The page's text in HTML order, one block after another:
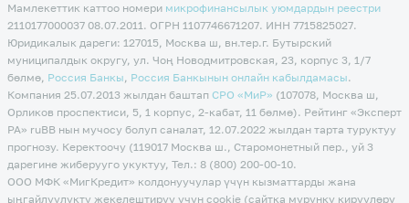
Мамлекеттик каттоо номеримикрофинансылык уюмдардын реестри
2110177000037 08.07.2011. ОГРН 1107746671207. ИНН 7715825027.
Юридикалык дареги: 127015, Москва ш, вн.тер.г. Бутырский
муниципалдык округу, ул. Чоң Новодмитровская, 23, корпус 3, 1/7
бөлмө, Россия Банкы, Россия Банкынын онлайн кабылдамасы.
Компания 25.07.2013 жылдан баштап CPO «МиР» (107078, Москва ш,
Орликов проспектиси, 5, 1 корпус, 2-кабат, 11 бөлмө). Рейтинг «Эксперт
РА» ruBB нын мучосу болуп саналат, 12.07.2022 жылдан тарта туруктуу
прогнозу. Керектоочу (119017 Москва ш., Старомонетный пер., уй 3
дарегине жиберууго укуктуу, Тел.: 8 (800) 200-00-10.
ООО МФК «МигКредит» колдонуучулар үчүн кызматтарды жана
ыңгайлуулукту жекелештирүү үчүн cookie (сайтка мурунку кирүүлөрү